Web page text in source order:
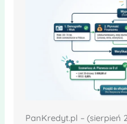
PanKredyt.pl – (sierpień